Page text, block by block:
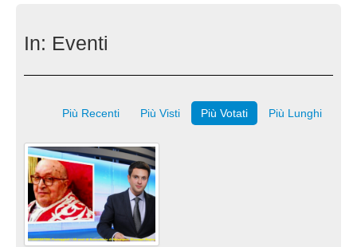
In: Eventi
Più Recenti Più Visti Più Votati Più Lunghi